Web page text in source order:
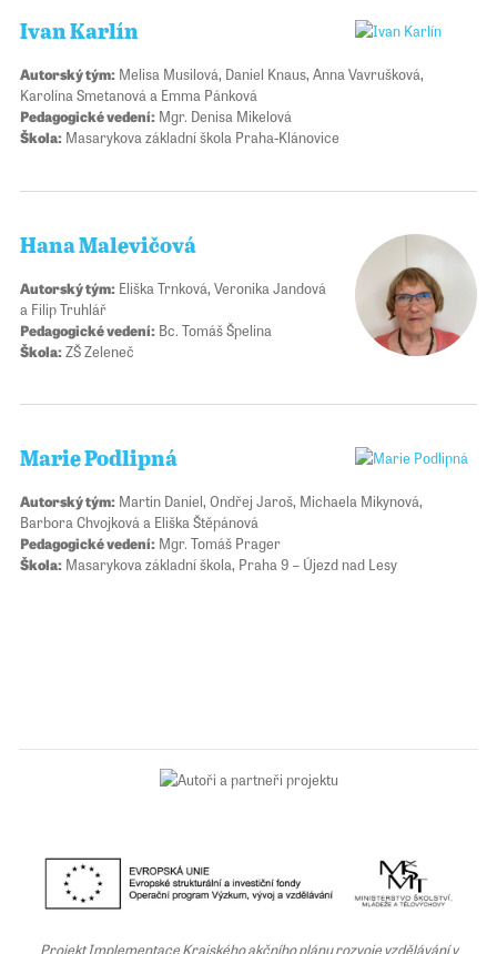
Ivan Karlín
Autorský tým: Melisa Musilová, Daniel Knaus, Anna Vavrušková,
Karolína Smetanová a Emma Pánková
Pedagogické vedení: Mgr. Denisa Mikelová
Škola: Masarykova základní škola Praha-Klánovice
Hana Malevičová
Autorský tým: Eliška Trnková, Veronika Jandová
a Filip Truhlář
Pedagogické vedení: Bc. Tomáš Špelina
Škola:ZŠ Zeleneč
Marie Podlipná
Autorský tým: Martin Daniel, Ondřej Jaroš, Michaela Mikynová,
Barbora Chvojková a Eliška Štěpánová
Pedagogické vedení: Mgr. Tomáš Prager
Škola: Masarykova základní škola, Praha 9 – Újezd nad Lesy
Projekt Implementace Krajského akčního plánu rozvoje vzdělávání v